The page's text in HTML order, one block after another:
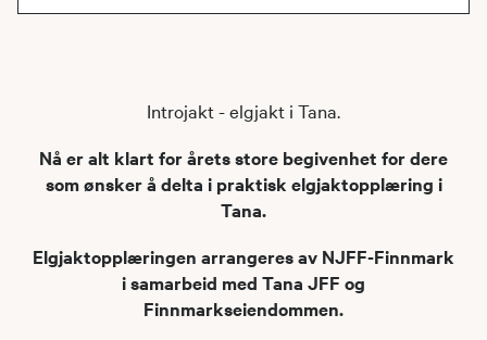
Introjakt - elgjakt i Tana.
Nå er alt klart for årets store begivenhet for dere
som ønsker å delta i praktisk elgjaktopplæring i
Tana.
Elgjaktopplæringen arrangeres av NJFF-Finnmark
i samarbeid med Tana JFF og
Finnmarkseiendommen.